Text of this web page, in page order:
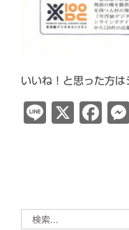
いいね！と思った方は
Line
X